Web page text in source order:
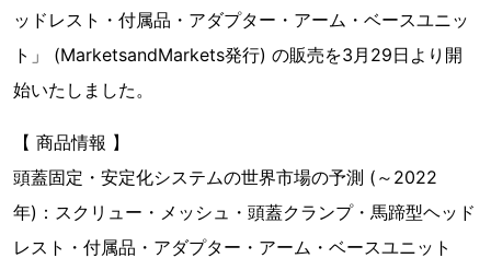
ッドレスト・付属品・アダプター・アーム・ベースユニッ
ト」 (MarketsandMarkets発行) の販売を3月29日より開
始いたしました。
【 商品情報 】
頭蓋固定・安定化システムの世界市場の予測 (～2022
年)：スクリュー・メッシュ・頭蓋クランプ・馬蹄型ヘッド
レスト・付属品・アダプター・アーム・ベースユニット